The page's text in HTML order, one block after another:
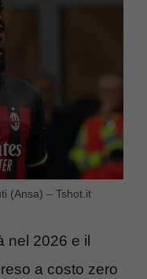
(Ansa) – Tshot.it
nel 2026 e il
a costo zero